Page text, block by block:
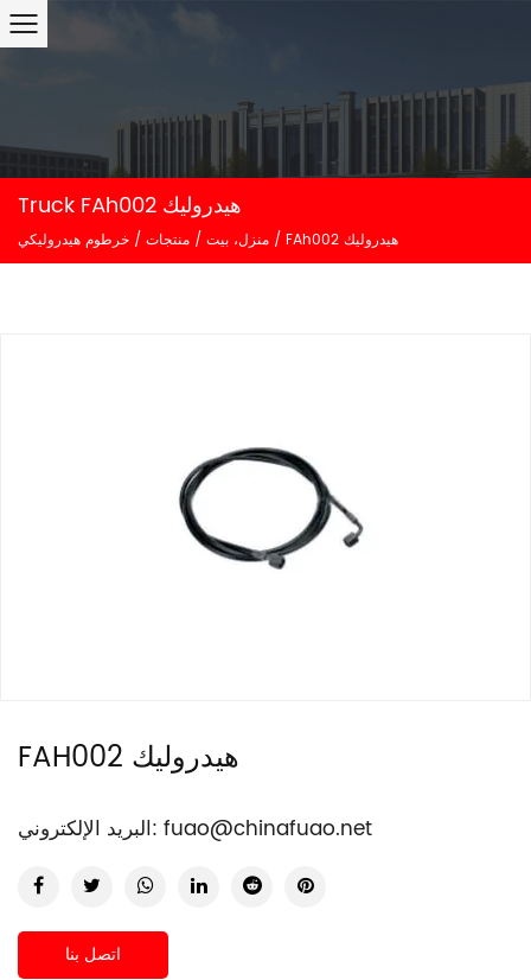
Truck FAh002 هيدروليك
منزل، بيت / منتجات / خرطوم هيدروليكي / FAh002 هيدروليك
FAH002 هيدروليك
البريد الإلكتروني: fuao@chinafuao.net
اتصل بنا